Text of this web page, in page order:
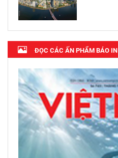
ĐỌC CÁC ẤN PHẨM BÁO IN